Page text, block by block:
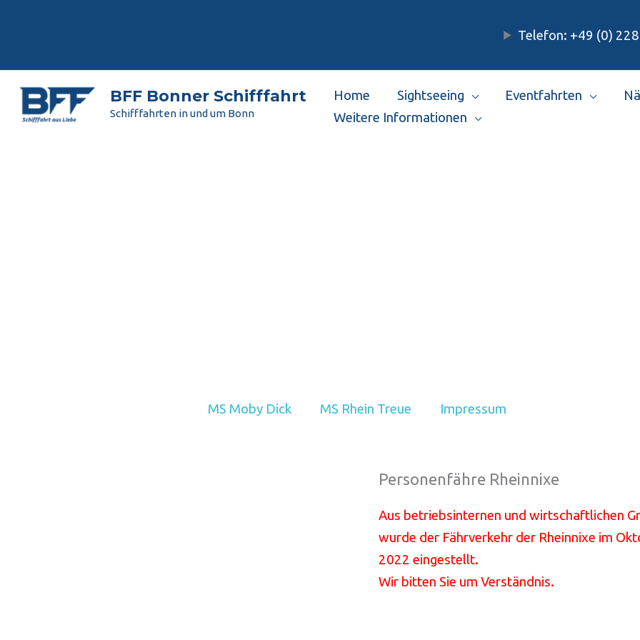
Telefon: +49 (0)
BFF Bonner Schifffahrt
Schifffahrten in und um Bonn
Home Sightseeing Eventfahrten
Weitere Informationen
MS Moby Dick MS Rhein Treue Impressum
Personenfähre Rheinnixe
Aus betriebsinternen und wirtschaftlichen
wurde der Fährverkehr der Rheinnixe im
2022 eingestellt.
Wir bitten Sie um Verständnis.